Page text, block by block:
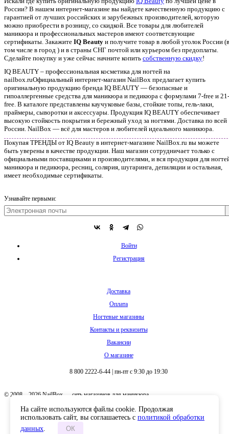
России? В нашем интернет-магазине вы найдете качественную продукцию с
гарантией от лучших российских и зарубежных производителей, которую
можно приобрести в розницу, со скидкой. Все товары для любителей
маникюра и профессиональных мастеров имеют соответсвующие
сертификаты. Закажите IQ Beauty и получите товар в любой уголок России (в
том числе в город ) и в страны СНГ почтой или курьером без предоплаты.
Сделайте покупку и уже сейчас начните копить собственную скидку!
IQ BEAUTY – профессиональная косметика для ногтей на
nailbox.ruОфициальный интернет-магазин NailBox предлагает купить
оригинальную продукцию бренда IQ BEAUTY — безопасные и
гипоаллергенные средства для маникюра и педикюра с формулами 7-free и 21-
free. В каталоге представлены каучуковые базы, стойкие топы, гель-лаки,
праймеры, сыворотки и аксессуары. Продукция IQ BEAUTY обеспечивает
высокую стойкость покрытия и бережный уход за ногтями. Доставка по всей
России. NailBox — всё для мастеров и любителей идеального маникюра.
Покупая ТРЕНДЫ от IQ Beauty в интернет-магазине NailBox.ru вы можете
быть уверены в качестве продукции. Наш магазин сотрудничает только с
официальными поставщиками и производителями, и вся продукция для
маникюра и педикюра, ресниц, солярия, шугаринга, депиляции и остальная,
имеет необходимые сертификаты.
Узнавайте первыми:
Войти
Регистрация
Доставка
Оплата
Ногтевые магазины
Контакты и реквизиты
Вакансии
О магазине
8 800 2222-6-44 пн-пт с 9:30 до 19:30
© 2008 – 2026 NailBox — сеть магазинов для маникюра
На сайте используются файлы cookie. Продолжая
использовать сайт, вы соглашаетесь с политикой обработки
данных. ОК